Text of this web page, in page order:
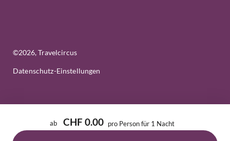
ab CHF 0.00 pro Person für 1 Nacht
©2026, Travelcircus
Datenschutz-Einstellungen